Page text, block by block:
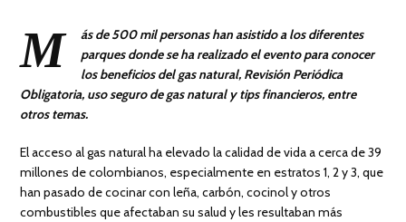
M
ás de 500 mil personas han asistido a los diferentes
parques donde se ha realizado el evento para conocer
los beneficios del gas natural, Revisión Periódica
Obligatoria, uso seguro de gas natural y tips financieros, entre
otros temas.
El acceso al gas natural ha elevado la calidad de vida a cerca de 39
millones de colombianos, especialmente en estratos 1, 2 y 3, que
han pasado de cocinar con leña, carbón, cocinol y otros
combustibles que afectaban su salud y les resultaban más